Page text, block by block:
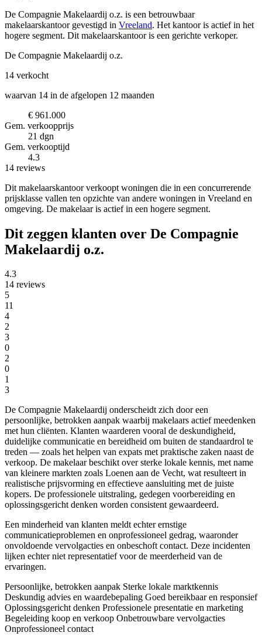
De Compagnie Makelaardij o.z. is een betrouwbaar
makelaarskantoor gevestigd in Vreeland. Het kantoor is actief in het
hogere segment. Dit makelaarskantoor is een gerichte verkoper.
De Compagnie Makelaardij o.z.
14 verkocht
waarvan 14 in de afgelopen 12 maanden
€ 961.000
Gem. verkoopprijs
21 dgn
Gem. verkooptijd
4.3
14 reviews
Dit makelaarskantoor verkoopt woningen die in een concurrerende
prijsklasse vallen ten opzichte van andere woningen in Vreeland en
omgeving. De makelaar is actief in een hogere segment.
Dit zeggen klanten over De Compagnie
Makelaardij o.z.
4.3
14 reviews
5
11
4
2
3
0
2
0
1
3
De Compagnie Makelaardij onderscheidt zich door een
persoonlijke, betrokken aanpak waarbij makelaars actief meedenken
met hun cliënten. Klanten waarderen vooral de deskundigheid,
duidelijke communicatie en bereidheid om buiten de standaardrol te
treden — zoals het helpen van expats met praktische zaken naast de
verkoop. De makelaar beschikt over sterke lokale kennis, met name
van kleinere markten zoals Loenen aan de Vecht, wat resulteert in
realistische prijsvorming en effectieve aansluiting met de juiste
kopers. De professionele uitstraling, gedegen voorbereiding en
oplossingsgericht denken worden consistent gewaardeerd.
Een minderheid van klanten meldt echter ernstige
communicatieproblemen en onprofessioneel gedrag, waaronder
onvoldoende vervolgacties en onbeschoft contact. Deze incidenten
lijken echter niet representatief voor de meerderheid van de
ervaringen.
Persoonlijke, betrokken aanpak Sterke lokale marktkennis
Deskundig advies en waardebepaling Goed bereikbaar en responsief
Oplossingsgericht denken Professionele presentatie en marketing
Begeleiding koop en verkoop Onbetrouwbare vervolgacties
Onprofessioneel contact